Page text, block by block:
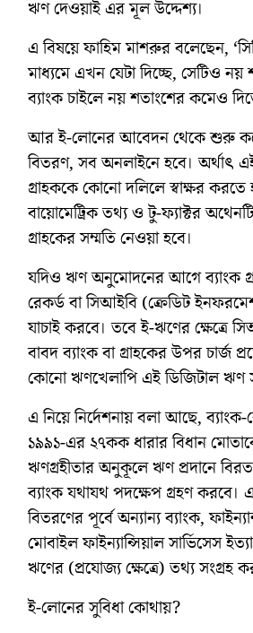
ঋণ দেওয়াই এর মূল উদ্দেশ্য।
এ বিষয়ে ফাহিম মাশরুর বলেছেন,
মাধ্যমে এখন যেটা দিচ্ছে, সেটিও
ব্যাংক চাইলে নয় শতাংশের কমেও
আর ই-লোনের আবেদন থেকে শুরু
বিতরণ, সব অনলাইনে হবে। অর্থাৎ
গ্রাহককে কোনো দলিলে স্বাক্ষর করতে
বায়োমেট্রিক তথ্য ও টু-ফ্যাক্টর
গ্রাহকের সম্মতি নেওয়া হবে।
যদিও ঋণ অনুমোদনের আগে ব্যাংক
রেকর্ড বা সিআইবি (ক্রেডিট
যাচাই করবে। তবে ই-ঋণের ক্ষেত্রে
বাবদ ব্যাংক বা গ্রাহকের উপর চার্জ
কোনো ঋণখেলাপি এই ডিজিটাল ঋণ
এ নিয়ে নির্দেশনায় বলা আছে,
১৯৯১-এর ২৭কক ধারার বিধান
ঋণগ্রহীতার অনুকূলে ঋণ প্রদানে
ব্যাংক যথাযথ পদক্ষেপ গ্রহণ করবে।
বিতরণের পূর্বে অন্যান্য ব্যাংক,
মোবাইল ফাইন্যান্সিয়াল সার্ভিসেস
ঋণের (প্রযোজ্য ক্ষেত্রে) তথ্য সংগ্রহ
ই-লোনের সুবিধা কোথায়?